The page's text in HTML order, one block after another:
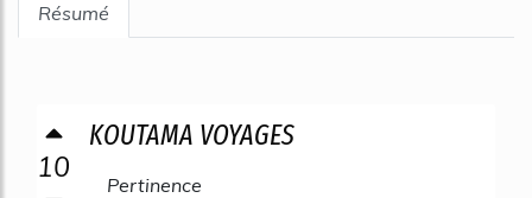
Résumé
10
KOUTAMA VOYAGES
Pertinence